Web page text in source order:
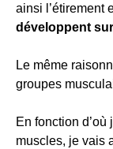
ainsi l’étirement
développent
Le même
groupes
En fonction d’où
muscles, je vais